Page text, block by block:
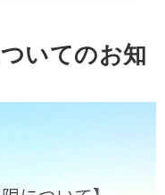
いてのお知